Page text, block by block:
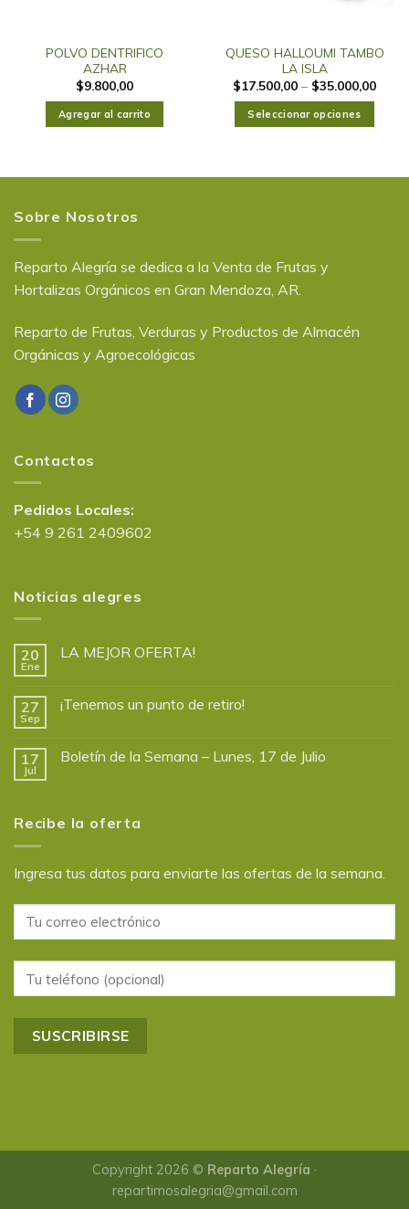
POLVO DENTRIFICO
AZHAR
$9.800,00
Agregar al carrito
QUESO HALLOUMI TAMBO
LA ISLA
$17.500,00 – $35.000,00
Seleccionar opciones
Sobre Nosotros
Reparto Alegría se dedica a la Venta de Frutas y
Hortalizas Orgánicos en Gran Mendoza, AR.
Reparto de Frutas, Verduras y Productos de Almacén
Orgánicas y Agroecológicas
Contactos
Pedidos Locales:
+54 9 261 2409602
Noticias alegres
20
Ene
LA MEJOR OFERTA!
27
Sep
¡Tenemos un punto de retiro!
17
Jul
Boletín de la Semana – Lunes, 17 de Julio
Recibe la oferta
Ingresa tus datos para enviarte las ofertas de la semana.
Copyright 2026 © Reparto Alegría ·
repartimosalegria@gmail.com